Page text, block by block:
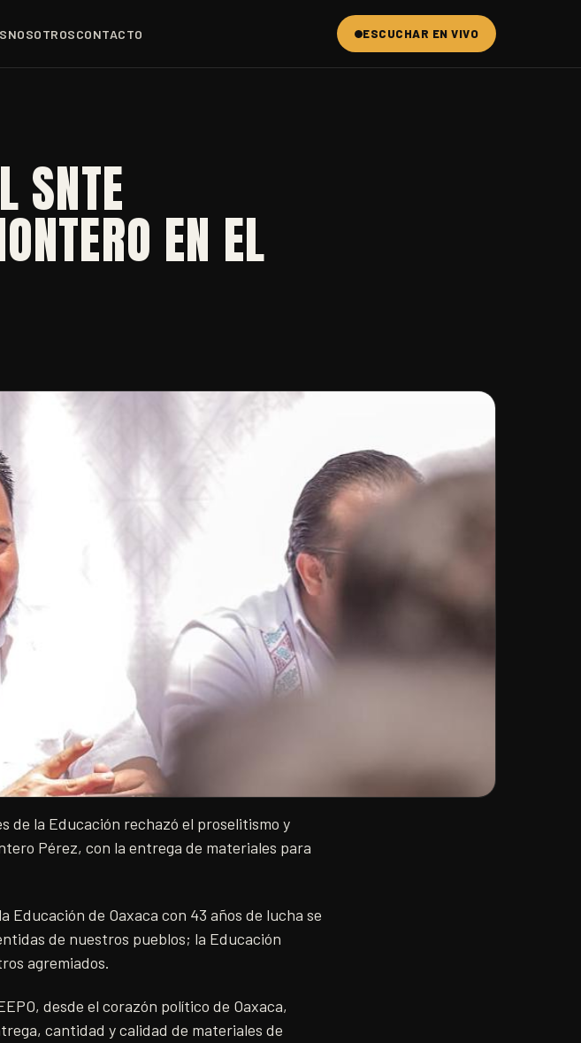
NOSOTROSCONTACTO ESCUCHAR EN VIVO
SNTE
EN EL
de la Educación rechazó el proselitismo y
Pérez, con la entrega de materiales para
Educación de Oaxaca con 43 años de lucha se
de nuestros pueblos; la Educación
agremiados.
desde el corazón político de Oaxaca,
cantidad y calidad de materiales de